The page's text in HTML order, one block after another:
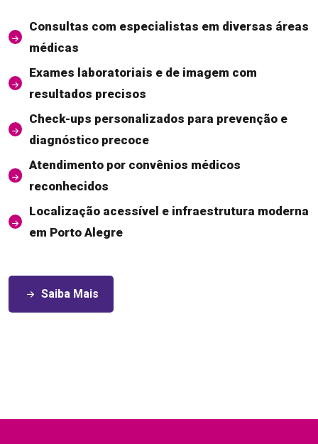
Consultas com especialistas em diversas áreas
médicas
Exames laboratoriais e de imagem com
resultados precisos
Check-ups personalizados para prevenção e
diagnóstico precoce
Atendimento por convênios médicos
reconhecidos
Localização acessível e infraestrutura moderna
em Porto Alegre
Saiba Mais